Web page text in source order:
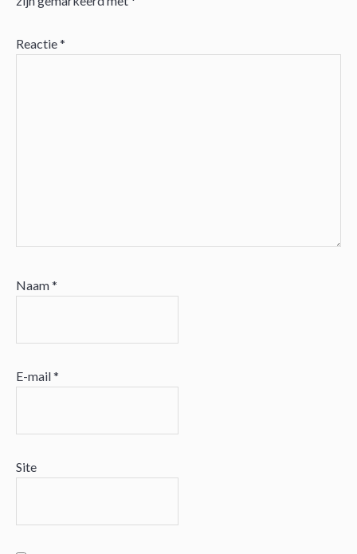
Reactie*
Naam*
E-mail*
Site